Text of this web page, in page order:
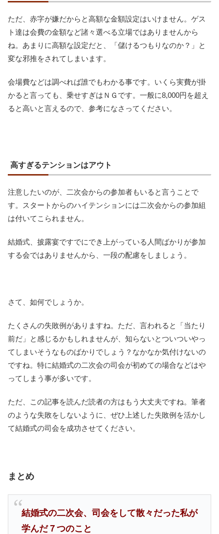
ただ、赤字が嫌だからと高額な金額設定はいけません。ゲス
ト達は会費の金額など諸々選べる立場ではありませんから
ね。あまりに高額な設定だと、「儲けるつもりなのか？」と
変な邪推をされてしまいます。
会場費などは調べれば誰でもわかる事です。いくら実費が掛
かると言っても、乗せすぎはＮＧです。一般に8,000円を超え
ると高いと言えるので、参考になさってください。
高すぎるテンションはアウト
注意したいのが、二次会からの参加者もいると言うことで
す。スタートからのハイテンションには二次会からの参加組
は付いてこられません。
結婚式、披露宴ですでにでき上がっている人間ばかりが参加
する会ではありませんから、一段の配慮をしましょう。
さて、如何でしょうか。
たくさんの失敗例がありますね。ただ、言われると「当たり
前だ」と感じるかもしれませんが、知らないとついついやっ
てしまいそうなものばかりでしょう？なかなか気付けないの
ですね。特に結婚式の二次会の司会が初めての場合などはや
ってしまう事が多いです。
ただ、この記事を読んだ読者の方はもう大丈夫ですね。筆者
のような失敗をしないように、ぜひ上述した失敗例を活かし
て結婚式の司会を成功させてください。
まとめ
結婚式の二次会、司会をして散々だった私が
学んだ７つのこと